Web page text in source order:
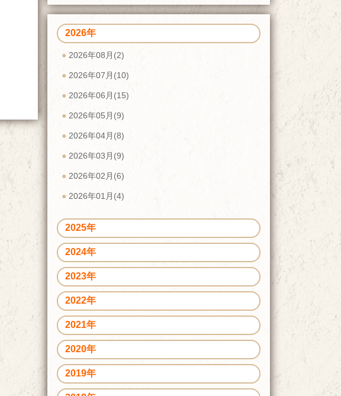
2026年
2026年08月(2)
2026年07月(10)
2026年06月(15)
2026年05月(9)
2026年04月(8)
2026年03月(9)
2026年02月(6)
2026年01月(4)
2025年
2024年
2023年
2022年
2021年
2020年
2019年